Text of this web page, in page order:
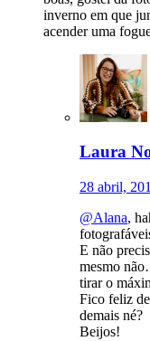
inverno em que
acender uma
Laura
28 abril,
@Alana,
E não
mesmo
tirar o
Fico feliz
demais né?
Beijos!